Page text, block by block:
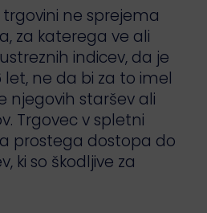
ne sprejema
za katerega ve ali
indicev, da je
let, ne da bi za to imel
njegovih staršev ali
Trgovec v spletni
prostega dostopa do
ki so škodljive za